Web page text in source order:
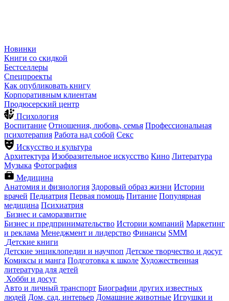
Новинки
Книги со скидкой
Бестселлеры
Спецпроекты
Как опубликовать книгу
Корпоративным клиентам
Продюсерский центр
Психология
Воспитание Отношения, любовь, семья Профессиональная
психотерапия Работа над собой Секс
Искусство и культура
Архитектура Изобразительное искусство Кино Литература
Музыка Фотография
Медицина
Анатомия и физиология Здоровый образ жизни Истории
врачей Педиатрия Первая помощь Питание Популярная
медицина Психиатрия
Бизнес и саморазвитие
Бизнес и предпринимательство Истории компаний Маркетинг
и реклама Менеджмент и лидерство Финансы SMM
Детские книги
Детские энциклопедии и научпоп Детское творчество и досуг
Комиксы и манга Подготовка к школе Художественная
литература для детей
Хобби и досуг
Авто и личный транспорт Биографии других известных
людей Дом, сад, интерьер Домашние животные Игрушки и